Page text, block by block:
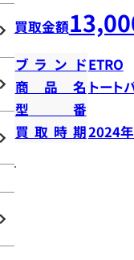
買取金額
ブランドETRO
商品名 トート
型番
買取時期2024